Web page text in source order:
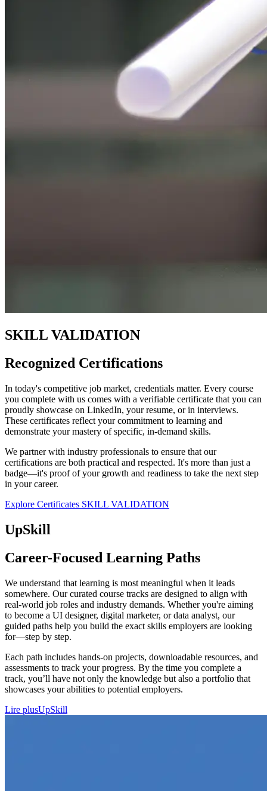
SKILL VALIDATION
Recognized Certifications
In today's competitive job market, credentials matter. Every course
you complete with us comes with a verifiable certificate that you can
proudly showcase on LinkedIn, your resume, or in interviews.
These certificates reflect your commitment to learning and
demonstrate your mastery of specific, in-demand skills.
We partner with industry professionals to ensure that our
certifications are both practical and respected. It's more than just a
badge—it's proof of your growth and readiness to take the next step
in your career.
Explore Certificates SKILL VALIDATION
UpSkill
Career-Focused Learning Paths
We understand that learning is most meaningful when it leads
somewhere. Our curated course tracks are designed to align with
real-world job roles and industry demands. Whether you're aiming
to become a UI designer, digital marketer, or data analyst, our
guided paths help you build the exact skills employers are looking
for—step by step.
Each path includes hands-on projects, downloadable resources, and
assessments to track your progress. By the time you complete a
track, you’ll have not only the knowledge but also a portfolio that
showcases your abilities to potential employers.
Lire plusUpSkill